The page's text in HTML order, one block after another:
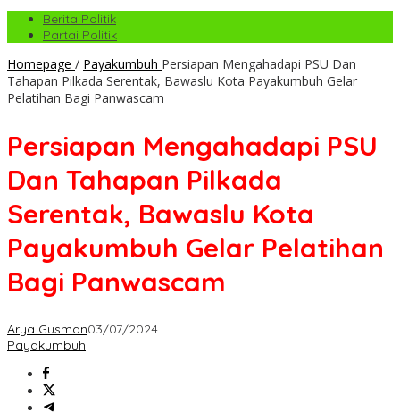
Berita Politik
Partai Politik
Homepage / Payakumbuh Persiapan Mengahadapi PSU Dan
Tahapan Pilkada Serentak, Bawaslu Kota Payakumbuh Gelar
Pelatihan Bagi Panwascam
Persiapan Mengahadapi PSU
Dan Tahapan Pilkada
Serentak, Bawaslu Kota
Payakumbuh Gelar Pelatihan
Bagi Panwascam
Arya Gusman03/07/2024
Payakumbuh